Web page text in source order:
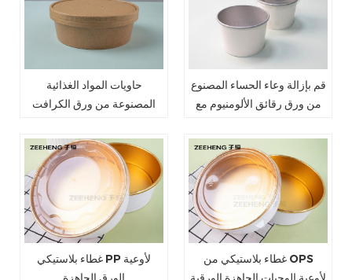
حاويات المواد الغذائية
المصنوعة من ورق الكرافت
قم بإزالة وعاء الحساء المصنوع
من ورق رقائق الألومنيوم مع
غطاء بلاستيكي PP لأوعية
غطاء بلاستيكي من OPS